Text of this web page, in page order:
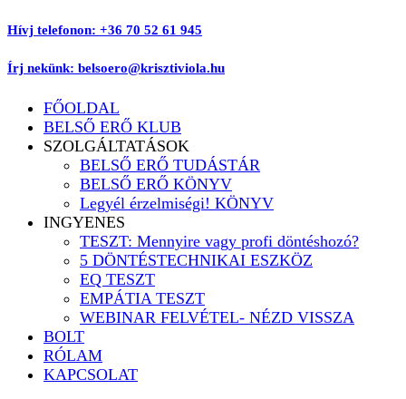
Ugrás
tartalomhoz
Hívj telefonon: +36 70 52 61 945
Írj nekünk: belsoero@krisztiviola.hu
FŐOLDAL
BELSŐ ERŐ KLUB
SZOLGÁLTATÁSOK
BELSŐ ERŐ TUDÁSTÁR
BELSŐ ERŐ KÖNYV
Legyél érzelmiségi! KÖNYV
INGYENES
TESZT: Mennyire vagy profi döntéshozó?
5 DÖNTÉSTECHNIKAI ESZKÖZ
EQ TESZT
EMPÁTIA TESZT
WEBINAR FELVÉTEL- NÉZD VISSZA
BOLT
RÓLAM
KAPCSOLAT